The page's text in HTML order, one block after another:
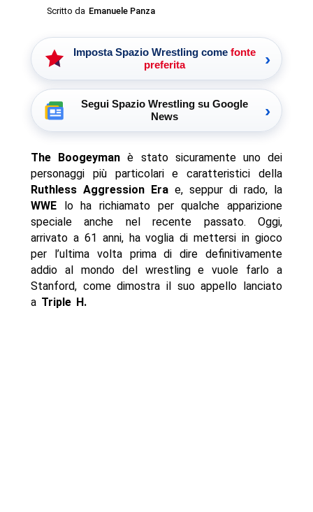
Scritto da Emanuele Panza
Imposta Spazio Wrestling come fonte
preferita
›
Segui Spazio Wrestling su Google
News
›
The Boogeyman è stato sicuramente uno dei
personaggi più particolari e caratteristici della
Ruthless Aggression Erae, seppur di rado, la
WWElo ha richiamato per qualche apparizione
speciale anche nel recente passato. Oggi,
arrivato a 61 anni, ha voglia di mettersi in gioco
per l’ultima volta prima di dire definitivamente
addio al mondo del wrestling e vuole farlo a
Stanford, come dimostra il suo appello lanciato
aTriple H.